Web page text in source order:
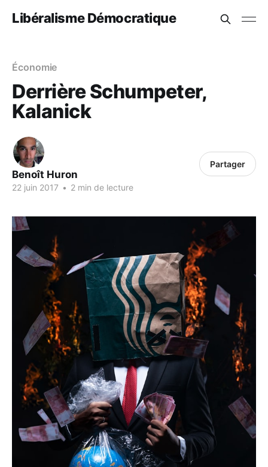
Libéralisme Démocratique
Économie
Derrière Schumpeter,
Kalanick
Benoît Huron
22 juin 2017 • 2 min de lecture
Partager